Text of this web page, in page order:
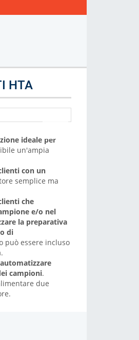
HTA
ideale per
un'ampia
con un
semplice ma
che
e/o nel
la preparativa
di
può essere incluso
automatizzare
campioni.
due